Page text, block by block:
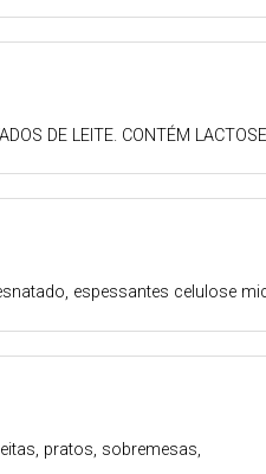
pratos, sobremesas,
espessantes
DE LEITE. CONTÉM